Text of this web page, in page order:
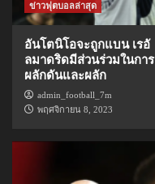
ข่าวฟุตบอลล่าสุด
อันโตนิโอจะถูกแบน เรอั
ลมาดริดมีส่วนร่วมในการ
ผลักดันและผลัก
admin_football_7m
พฤศจิกายน 8, 2023